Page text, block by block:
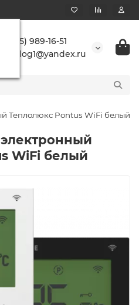
+7 (495) 989-16-51
buranlog1@yandex.ru
Теплолюкс Pontus WiFi белый
WiFi белый